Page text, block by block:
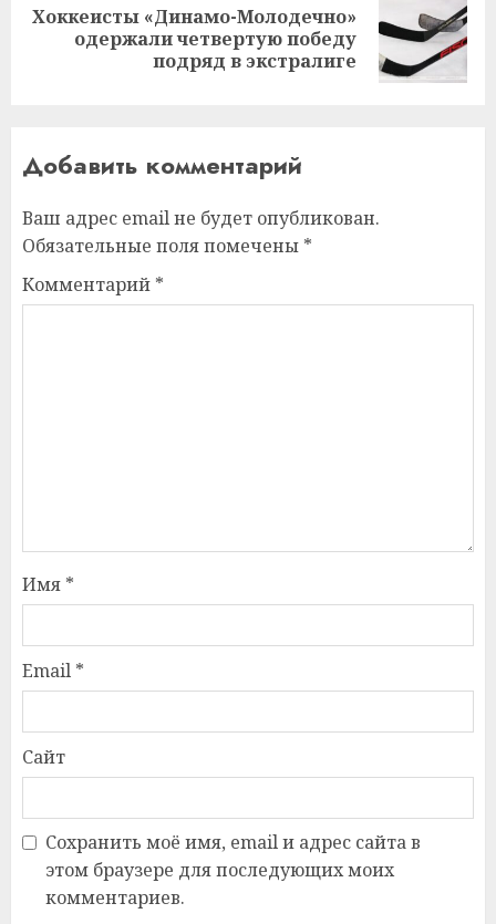
Следующая
Хоккеисты «Динамо-Молодечно»
одержали четвертую победу
подряд в экстралиге
Добавить комментарий
Ваш адрес email не будет опубликован.
Обязательные поля помечены *
Комментарий *
Имя *
Email *
Сайт
Сохранить моё имя, email и адрес сайта в
этом браузере для последующих моих
комментариев.